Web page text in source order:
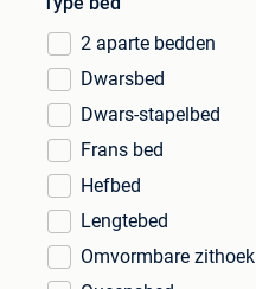
2 aparte bedden
Dwarsbed
Dwars-stapelbed
Frans bed
Hefbed
Lengtebed
Omvormbare zithoek